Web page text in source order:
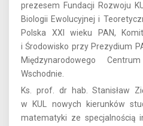
prezesem Fundacji Rozwoju
Biologii Ewolucyjnej i
Polska XXI wieku PAN,
i Środowisko przy Prezydium
Międzynarodowego
Wschodnie.
Ks. prof. dr hab. Stanisław
w KUL nowych kierunków
matematyki ze specjalnością